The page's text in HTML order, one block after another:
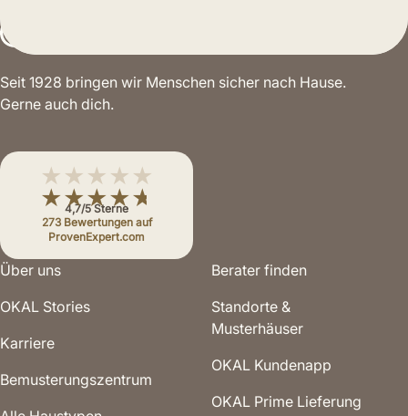
Seit 1928 bringen wir Menschen sicher nach Hause.
Gerne auch dich.
★★★★★
★★★★★
4,7/5 Sterne
273 Bewertungen auf
ProvenExpert.com
Über uns
OKAL Stories
Karriere
Bemusterungs­zentrum
Berater finden
Standorte &
Musterhäuser
OKAL Kundenapp
OKAL Prime Lieferung